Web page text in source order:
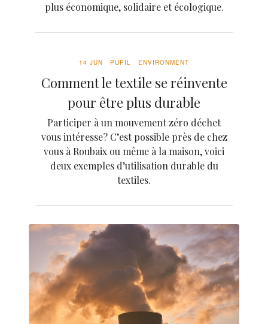
plus économique, solidaire et écologique.
14 JUN PUPIL ENVIRONMENT
Comment le textile se réinvente
pour être plus durable
Participer à un mouvement zéro déchet
vous intéresse? C’est possible près de chez
vous à Roubaix ou même à la maison, voici
deux exemples d’utilisation durable du
textiles.